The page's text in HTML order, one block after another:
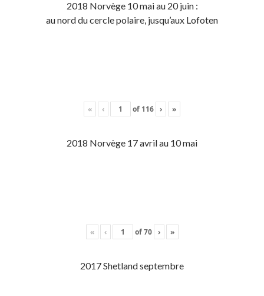
2018 Norvège 10 mai au 20 juin :
au nord du cercle polaire, jusqu’aux Lofoten
« ‹ of 116 › »
2018 Norvège 17 avril au 10 mai
« ‹ of70 › »
2017 Shetland septembre